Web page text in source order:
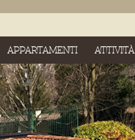
APPARTAMENTI ATTIVITÀ